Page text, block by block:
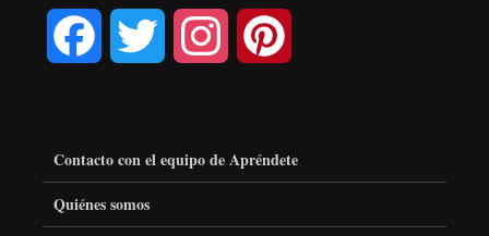
e
Contacto con el equipo de Apréndete
Quiénes somos